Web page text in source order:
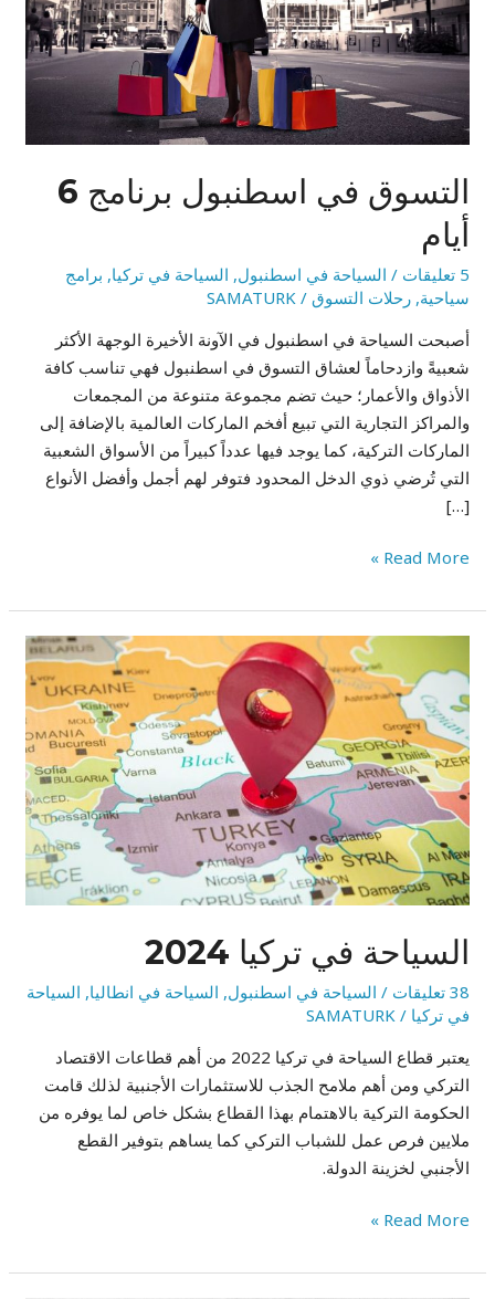
التسوق في اسطنبول برنامج 6
أيام
5 تعليقات / السياحة في اسطنبول, السياحة في تركيا, برامج
سياحية,رحلات التسوق /
SAMATURK
أصبحت السياحة في اسطنبول في الآونة الأخيرة الوجهة الأكثر
شعبيةً وازدحاماً لعشاق التسوق في اسطنبول فهي تناسب كافة
الأذواق والأعمار؛ حيث تضم مجموعة متنوعة من المجمعات
والمراكز التجارية التي تبيع أفخم الماركات العالمية بالإضافة إلى
الماركات التركية، كما يوجد فيها عدداً كبيراً من الأسواق الشعبية
التي تُرضي ذوي الدخل المحدود فتوفر لهم أجمل وأفضل الأنواع
[…]
أيام
Read More »
السياحة في تركيا 2024
38 تعليقات / السياحة في اسطنبول, السياحة في انطاليا, السياحة
في تركيا /
SAMATURK
يعتبر قطاع السياحة في تركيا 2022 من أهم قطاعات الاقتصاد
التركي ومن أهم ملامح الجذب للاستثمارات الأجنبية لذلك قامت
الحكومة التركية بالاهتمام بهذا القطاع بشكل خاص لما يوفره من
ملايين فرص عمل للشباب التركي كما يساهم بتوفير القطع
الأجنبي لخزينة الدولة.
في
تركيا
2024
Read More »